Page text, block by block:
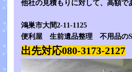
他社の見積もりに対して、高額で
鴻巣市大間2-11-1125
便利屋 生前遺品整理 不用品の
出先対応080-3173-2127